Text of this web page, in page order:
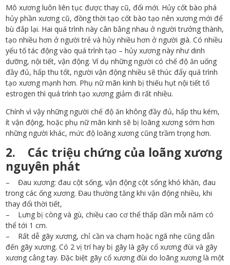
Mô xương luôn liên tục được thay cũ, đổi mới. Hủy cốt bào phá
hủy phần xương cũ, đồng thời tạo cốt bào tạo nên xương mới để
bù đắp lại. Hai quá trình này cân bằng nhau ở người trưởng thành,
tạo nhiều hơn ở người trẻ và hủy nhiều hơn ở người già. Có nhiều
yếu tố tác động vào quá trình tạo – hủy xương này như dinh
dưỡng, nội tiết, vận động. Ví dụ những người có chế độ ăn uống
đầy đủ, hấp thu tốt, người vận động nhiều sẽ thúc đẩy quá trình
tạo xương mạnh hơn. Phụ nữ mãn kinh bị thiếu hụt nội tiết tố
estrogen thì quá trình tạo xương giảm đi rất nhiều.
Chính vì vậy những người chế độ ăn không đầy đủ, hấp thu kém,
ít vận động, hoặc phụ nữ mãn kinh sẽ bị loãng xương sớm hơn
những người khác, mức độ loãng xương cũng trầm trọng hơn.
2. Các triệu chứng của loãng xương
nguyên phát
– Đau xương: đau cột sống, vận động cột sống khó khăn, đau
trong các ống xương. Đau thường tăng khi vận động nhiều, khi
thay đổi thời tiết,
– Lưng bị còng và gù, chiều cao cơ thể thấp dần mỗi năm có
thể tới 1 cm.
– Rất dễ gãy xương, chỉ cần va chạm hoặc ngã nhẹ cũng dẫn
đến gãy xương. Có 2 vị trí hay bị gãy là gãy cổ xương đùi và gãy
xương cẳng tay. Đặc biệt gãy cổ xương đùi do loãng xương là một